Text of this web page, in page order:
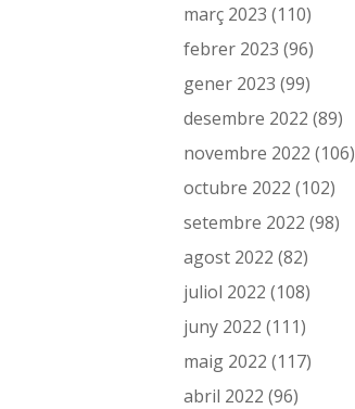
març 2023 (110)
febrer 2023 (96)
gener 2023 (99)
desembre 2022 (89)
novembre 2022 (106)
octubre 2022 (102)
setembre 2022 (98)
agost 2022 (82)
juliol 2022 (108)
juny 2022 (111)
maig 2022 (117)
abril 2022 (96)